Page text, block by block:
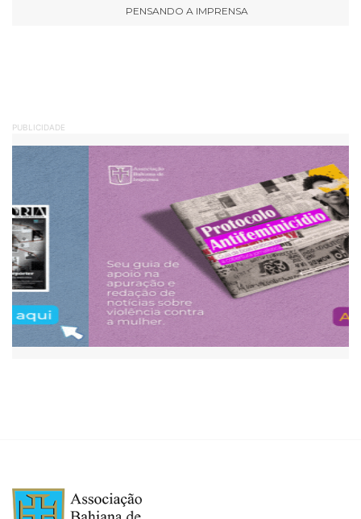
PENSANDO A IMPRENSA
PUBLICIDADE